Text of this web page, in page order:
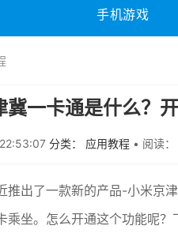
未分类
手机游戏
冀一卡通是什么？
分类： 应用教程 • 阅读：
推出了一款新的产品-小米京
乘坐。怎么开通这个功能呢？